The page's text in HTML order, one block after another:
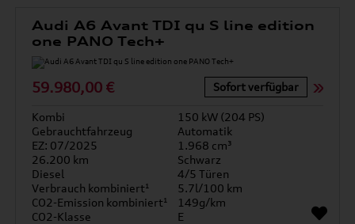
Audi A6 Avant TDI qu S line edition
one PANO Tech+
59.980,00 € Sofort verfügbar
Kombi
150 kW (204 PS)
Gebrauchtfahrzeug
Automatik
EZ: 07/2025
1.968 cm³
26.200 km
Schwarz
Diesel
4/5 Türen
Verbrauch kombiniert¹
5.7l/100 km
CO2-Emission kombiniert¹
149g/km
CO2-Klasse
E